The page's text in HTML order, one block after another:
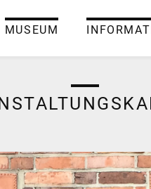
MUSEUM